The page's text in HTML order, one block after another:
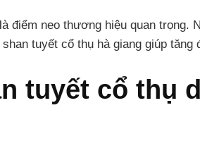
điểm neo thương hiệu quan trọng.
tuyết cổ thụ hà giang giúp
tuyết cổ thụ